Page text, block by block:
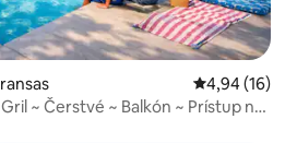
Priemerné
4,94 (16)
~ Čerstvé ~ Balkón ~ Prístup na